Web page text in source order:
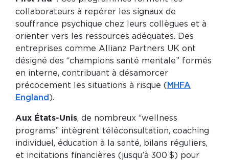
collaborateurs à repérer les signaux de
souffrance psychique chez leurs collègues et à
orienter vers les ressources adéquates. Des
entreprises comme Allianz Partners UK ont
désigné des “champions santé mentale” formés
en interne, contribuant à désamorcer
précocement les situations à risque ( MHFA
England ).
Aux États-Unis, de nombreux “wellness
programs” intègrent téléconsultation, coaching
individuel, éducation à la santé, bilans réguliers,
et incitations financières (jusqu’à 300 $) pour